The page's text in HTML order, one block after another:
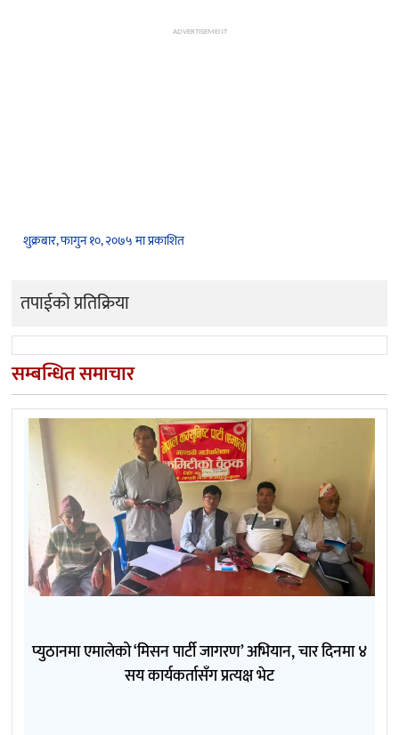
ADVERTISEMENT
शुक्रबार, फागुन १०, २०७५ मा प्रकाशित
तपाईको प्रतिक्रिया
सम्बन्धित समाचार
प्युठानमा एमालेको ‘मिसन पार्टी जागरण’ अभियान, चार दिनमा ४
सय कार्यकर्तासँग प्रत्यक्ष भेट